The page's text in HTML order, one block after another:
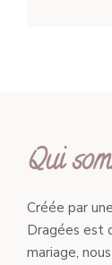
Qui
Créée par
Dragées est
mariage,